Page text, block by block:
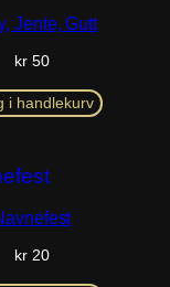
Jente, Gutt
kr50
i handlekurv
kr20